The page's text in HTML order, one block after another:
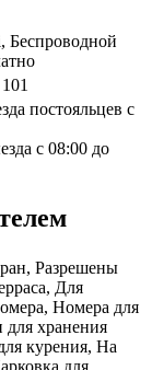
Беспроводной
постояльцев с
с 08:00 до
Разрешены
Для
Номера для
для хранения
курения, На